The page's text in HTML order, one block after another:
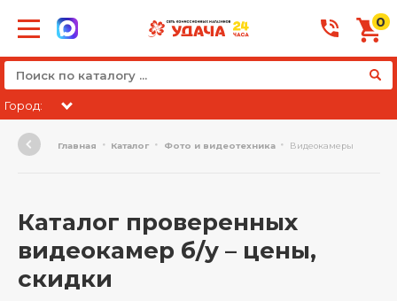
0
Город:
Главная Каталог Фото и видеотехника Видеокамеры
Каталог проверенных
видеокамер б/у – цены,
скидки